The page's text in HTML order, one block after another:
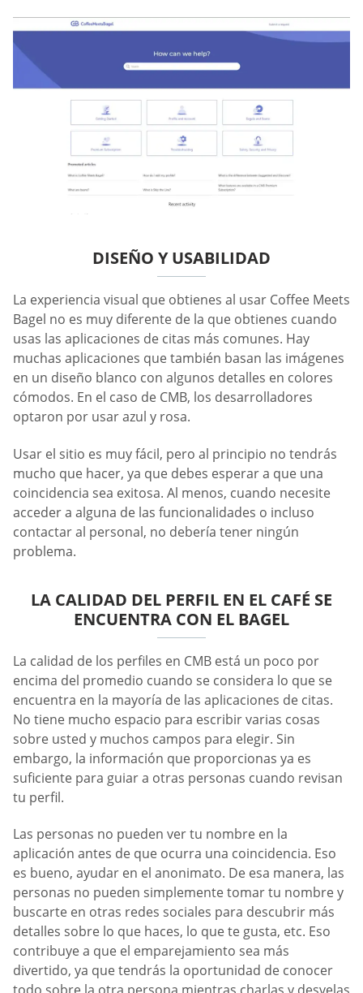
DISEÑO Y USABILIDAD
La experiencia visual que obtienes al usar Coffee Meets
Bagel no es muy diferente de la que obtienes cuando
usas las aplicaciones de citas más comunes. Hay
muchas aplicaciones que también basan las imágenes
en un diseño blanco con algunos detalles en colores
cómodos. En el caso de CMB, los desarrolladores
optaron por usar azul y rosa.
Usar el sitio es muy fácil, pero al principio no tendrás
mucho que hacer, ya que debes esperar a que una
coincidencia sea exitosa. Al menos, cuando necesite
acceder a alguna de las funcionalidades o incluso
contactar al personal, no debería tener ningún
problema.
LA CALIDAD DEL PERFIL EN EL CAFÉ SE
ENCUENTRA CON EL BAGEL
La calidad de los perfiles en CMB está un poco por
encima del promedio cuando se considera lo que se
encuentra en la mayoría de las aplicaciones de citas.
No tiene mucho espacio para escribir varias cosas
sobre usted y muchos campos para elegir. Sin
embargo, la información que proporcionas ya es
suficiente para guiar a otras personas cuando revisan
tu perfil.
Las personas no pueden ver tu nombre en la
aplicación antes de que ocurra una coincidencia. Eso
es bueno, ayudar en el anonimato. De esa manera, las
personas no pueden simplemente tomar tu nombre y
buscarte en otras redes sociales para descubrir más
detalles sobre lo que haces, lo que te gusta, etc. Eso
contribuye a que el emparejamiento sea más
divertido, ya que tendrás la oportunidad de conocer